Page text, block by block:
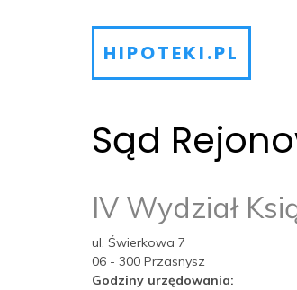
HIPOTEKI.PL
Sąd
IV Wydział
ul. Świerkowa 7
06 - 300 Przasnysz
Godziny urzędowania: